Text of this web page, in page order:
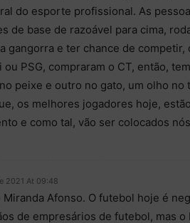
do esporte profissional. As
de base de razoável para cima,
gangorra e ter chance de competir,
PSG, compraram o CT, então,
peixe e outro no gato, um olho no
os melhores jogadores hoje,
e como tal, vão ser colocados
2021 At 09:48
Afonso. O futebol hoje é
de empresários de futebol, mas o